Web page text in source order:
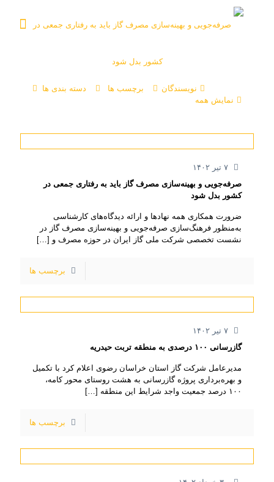
دسته بندی ها برچسب ها
نویسندگان
نمایش همه
۷ تیر ۱۴۰۲
صرفه‌جویی و بهینه‌سازی مصرف گاز باید به رفتاری جمعی در
کشور بدل شود
ضرورت همکاری همه نهادها و ارائه دیدگاه‌های کارشناسی
به‌منظور فرهنگ‌سازی صرفه‌جویی و بهینه‌سازی مصرف گاز در
نشست تخصصی شرکت ملی گاز ایران در حوزه مصرف و […]
برچسب ها
۷ تیر ۱۴۰۲
گازرسانی ۱۰۰ درصدی به منطقه تربت حیدریه
مدیرعامل شرکت گاز استان خراسان رضوی اعلام کرد با تکمیل
و بهره‌برداری پروژه گازرسانی به هشت روستای محور کامه،
۱۰۰ درصد جمعیت واجد شرایط این منطقه
[…]
برچسب ها